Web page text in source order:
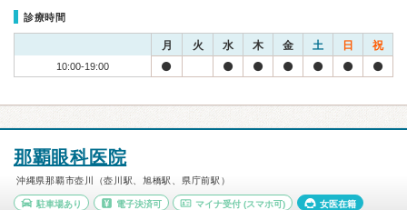
診療時間
月 火 水 木 金 土 日 祝
10:00-19:00
那覇眼科医院
沖縄県那覇市壺川（壺川駅、旭橋駅、県庁前駅）
駐車場あり 電子決済可 マイナ受付 (スマホ可) 女医在籍